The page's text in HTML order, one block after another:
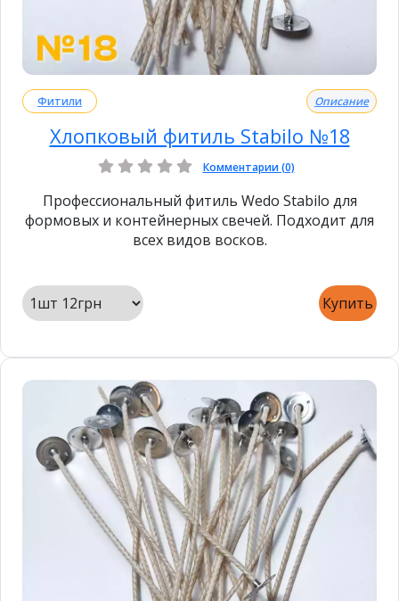
Фитили Описание
Хлопковый фитиль Stabilo №18
Комментарии (0)
Профессиональный фитиль Wedo Stabilo для
формовых и контейнерных свечей. Подходит для
всех видов восков.
Купить